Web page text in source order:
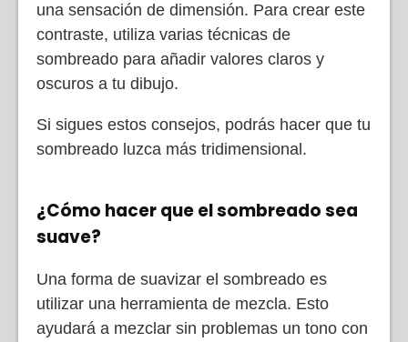
una sensación de dimensión. Para crear este
contraste, utiliza varias técnicas de
sombreado para añadir valores claros y
oscuros a tu dibujo.
Si sigues estos consejos, podrás hacer que tu
sombreado luzca más tridimensional.
¿Cómo hacer que el sombreado sea
suave?
Una forma de suavizar el sombreado es
utilizar una herramienta de mezcla. Esto
ayudará a mezclar sin problemas un tono con